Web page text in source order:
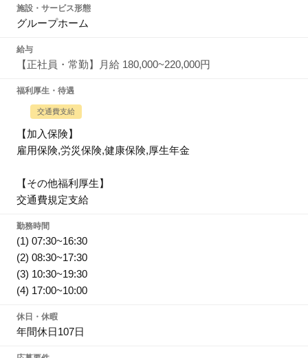
施設・サービス形態
グループホーム
給与
【正社員・常勤】月給 180,000~220,000円
福利厚生・待遇
交通費支給
【加入保険】
雇用保険,労災保険,健康保険,厚生年金
【その他福利厚生】
交通費規定支給
勤務時間
(1) 07:30~16:30
(2) 08:30~17:30
(3) 10:30~19:30
(4) 17:00~10:00
休日・休暇
年間休日107日